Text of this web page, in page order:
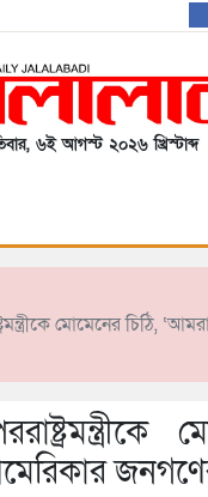
৬ই আগস্ট ২০২৬ খ্রিস্টাব্দ
মোমেনের চিঠি,